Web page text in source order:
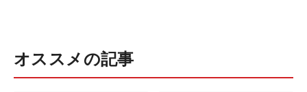
オススメの記事